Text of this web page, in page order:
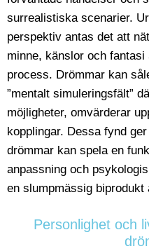
surrealistiska scenarier.
perspektiv antas det att
minne, känslor och fantasi
process. Drömmar kan
”mentalt simuleringsfält”
möjligheter, omvärderar
kopplingar. Dessa fynd
drömmar kan spela en
anpassning och
en slumpmässig biprodukt
Personlighet och